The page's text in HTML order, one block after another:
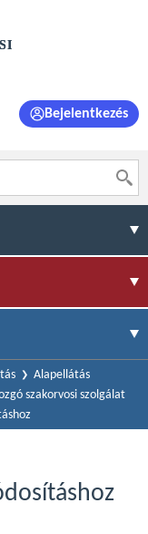
Bejelentkezés
Alapellátás
szakorvosi szolgálat